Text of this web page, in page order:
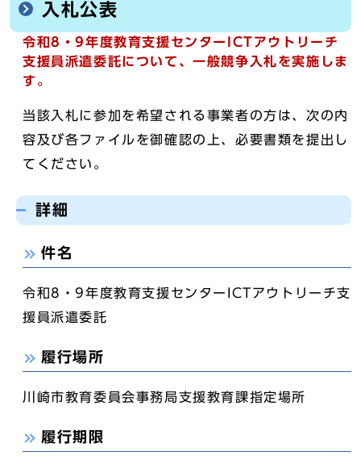
入札公表
令和8・9年度教育支援センターICTアウトリーチ
支援員派遣委託について、一般競争入札を実施しま
す。
当該入札に参加を希望される事業者の方は、次の内
容及び各ファイルを御確認の上、必要書類を提出し
てください。
詳細
件名
令和8・9年度教育支援センターICTアウトリーチ支
援員派遣委託
履行場所
川崎市教育委員会事務局支援教育課指定場所
履行期限